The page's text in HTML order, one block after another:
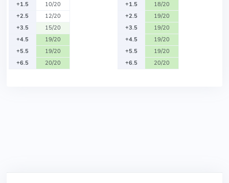
+1.5
10/20
+2.5
12/20
+3.5
15/20
+4.5
19/20
+5.5
19/20
+6.5
20/20
+1.5
18/20
+2.5
19/20
+3.5
19/20
+4.5
19/20
+5.5
19/20
+6.5
20/20